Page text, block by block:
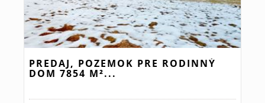
PREDAJ, POZEMOK PRE RODINNÝ
DOM 7854 M²...